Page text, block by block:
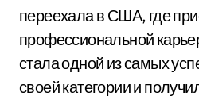
переехала в США, где
профессиональной
стала одной из самых
своей категории и